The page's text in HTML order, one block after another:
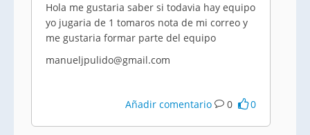
Hola me gustaria saber si todavia hay equipo
yo jugaria de 1 tomaros nota de mi correo y
me gustaria formar parte del equipo
manueljpulido@gmail.com
Añadir comentario 0 0